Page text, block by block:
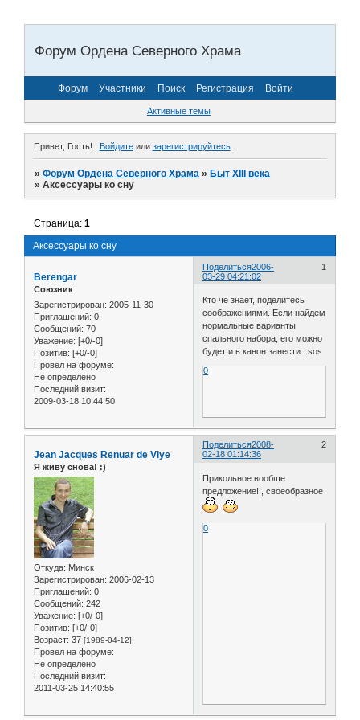
Форум Ордена Северного Храма
Форум Участники Поиск Регистрация Войти
Активные темы
Привет, Гость! Войдитеили зарегистрируйтесь.
»Форум Ордена Северного Храма »Быт XIII века
»Аксессуары ко сну
Аксессуары ко сну
Страница:1
Поделиться 1
2006-
03-29 04:21:02
Berengar
Союзник
Зарегистрирован: 2005-11-30
Приглашений: 0
Сообщений: 70
Уважение: [+0/-0]
Позитив: [+0/-0]
Провел на форуме:
Не определено
Последний визит:
2009-03-18 10:44:50
Кто че знает, поделитесь
соображениями. Если найдем
нормальные варианты
спального набора, его можно
будет и в канон занести. :sos
0
Поделиться 2
2008-
02-18 01:14:36
Jean Jacques Renuar de Viye
Я живу снова! :)
Откуда: Минск
Зарегистрирован: 2006-02-13
Приглашений: 0
Сообщений: 242
Уважение: [+0/-0]
Позитив: [+0/-0]
Возраст: 37 [1989-04-12]
Провел на форуме:
Не определено
Последний визит:
2011-03-25 14:40:55
Прикольное вообще
предложение!!, своеобразное
0